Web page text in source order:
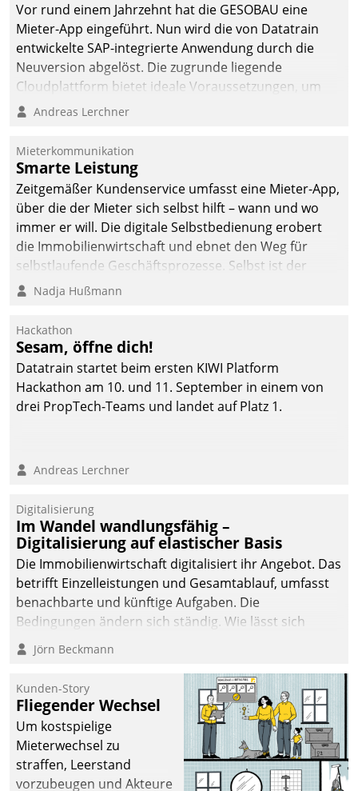
Vor rund einem Jahrzehnt hat die GESOBAU eine
Mieter-App eingeführt. Nun wird die von Datatrain
entwickelte SAP-integrierte Anwendung durch die
Neuversion abgelöst. Die zugrunde liegende
Cloudplattform bietet ideale Voraussetzungen, um
die Funktionalität der App zu erweitern und weitere
integrieren.
Andreas Lerchner
Mieterkommunikation
Smarte Leistung
Zeitgemäßer Kundenservice umfasst eine Mieter-App,
über die der Mieter sich selbst hilft – wann und wo
immer er will. Die digitale Selbstbedienung erobert
die Immobilienwirtschaft und ebnet den Weg für
selbstlaufende Geschäftsprozesse. Selbst ist der
Kunde und smart der Serviceanbieter.
Nadja Hußmann
Hackathon
Sesam, öffne dich!
Datatrain startet beim ersten KIWI Platform
Hackathon am 10. und 11. September in einem von
drei PropTech-Teams und landet auf Platz 1.
Andreas Lerchner
Digitalisierung
Im Wandel wandlungsfähig –
Digitalisierung auf elastischer Basis
Die Immobilienwirtschaft digitalisiert ihr Angebot. Das
betrifft Einzelleistungen und Gesamtablauf, umfasst
benachbarte und künftige Aufgaben. Die
Bedingungen ändern sich ständig. Wie lässt sich
technisch die Kontrolle wahren und zugleich Freiraum
fürs Wachsen öffnen?
Jörn Beckmann
Kunden-Story
Fliegender Wechsel
Um kostspielige
Mieterwechsel zu
straffen, Leerstand
vorzubeugen und Akteure